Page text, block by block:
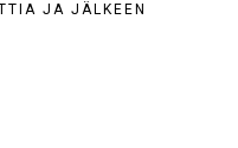
JA JÄLKEEN